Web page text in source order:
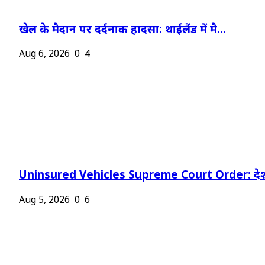
खेल के मैदान पर दर्दनाक हादसा: थाईलैंड में मै...
Aug 6, 2026 0 4
Uninsured Vehicles Supreme Court Order:
Aug 5, 2026 0 6